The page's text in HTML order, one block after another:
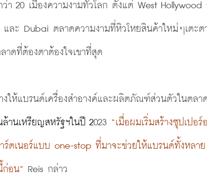
20 เมืองความงามทั่วโลก ตั้งแต่ West Hollywood
ละ Dubai ตลาดความงามที่หิวโหยสินค้าใหม่ๆเตะต
ดที่ต้องตาต้องใจเขาที่สุด
งให้แบรนด์เครื่องสำอางค์และผลิตภัณฑ์ส่วนตัวในตล
านเหรียญสหรัฐฯในปี 2023 “เมื่อผมเริ่มสร้างซุปเปอร์
ร์ตเนอร์แบบ one-stop ที่มาจะช่วยให้แบรนด์ทั้งหลาย
ก่อน” Reis กล่าว